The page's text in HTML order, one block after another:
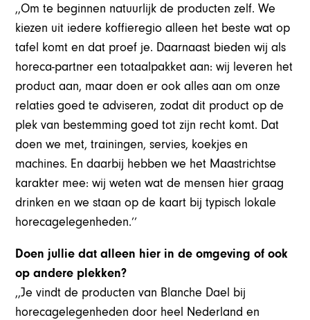
,,Om te beginnen natuurlijk de producten zelf. We
kiezen uit iedere koffieregio alleen het beste wat op
tafel komt en dat proef je. Daarnaast bieden wij als
horeca-partner een totaalpakket aan: wij leveren het
product aan, maar doen er ook alles aan om onze
relaties goed te adviseren, zodat dit product op de
plek van bestemming goed tot zijn recht komt. Dat
doen we met, trainingen, servies, koekjes en
machines. En daarbij hebben we het Maastrichtse
karakter mee: wij weten wat de mensen hier graag
drinken en we staan op de kaart bij typisch lokale
horecagelegenheden.’’
Doen jullie dat alleen hier in de omgeving of ook
op andere plekken?
,,Je vindt de producten van Blanche Dael bij
horecagelegenheden door heel Nederland en